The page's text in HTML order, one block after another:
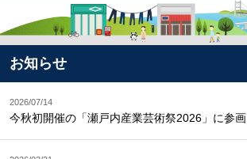
お知らせ
2026/07/14
今秋初開催の「瀬戸内産業芸術祭2026」に参画